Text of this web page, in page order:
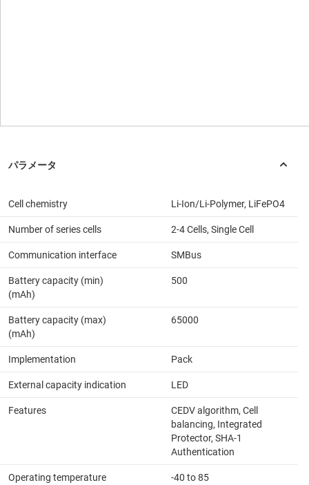
Cell chemistry Li-Ion/Li-Polymer, LiFePO4
Number of series cells 2-4 Cells, Single Cell
Communication interface SMBus
Battery capacity (min)
(mAh)
500
Battery capacity (max)
(mAh)
65000
Implementation Pack
External capacity indication LED
Features
CEDV algorithm, Cell
balancing, Integrated
Protector, SHA-1
Authentication
Operating temperature
-40 to 85